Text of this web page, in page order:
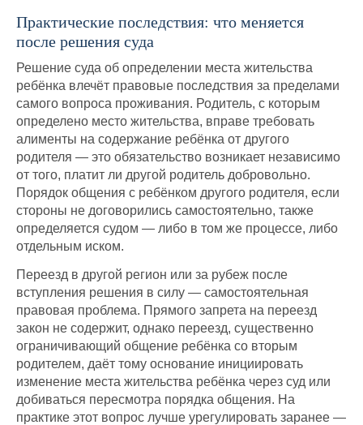
Практические последствия: что меняется
после решения суда
Решение суда об определении места жительства
ребёнка влечёт правовые последствия за пределами
самого вопроса проживания. Родитель, с которым
определено место жительства, вправе требовать
алименты на содержание ребёнка от другого
родителя — это обязательство возникает независимо
от того, платит ли другой родитель добровольно.
Порядок общения с ребёнком другого родителя, если
стороны не договорились самостоятельно, также
определяется судом — либо в том же процессе, либо
отдельным иском.
Переезд в другой регион или за рубеж после
вступления решения в силу — самостоятельная
правовая проблема. Прямого запрета на переезд
закон не содержит, однако переезд, существенно
ограничивающий общение ребёнка со вторым
родителем, даёт тому основание инициировать
изменение места жительства ребёнка через суд или
добиваться пересмотра порядка общения. На
практике этот вопрос лучше урегулировать заранее —